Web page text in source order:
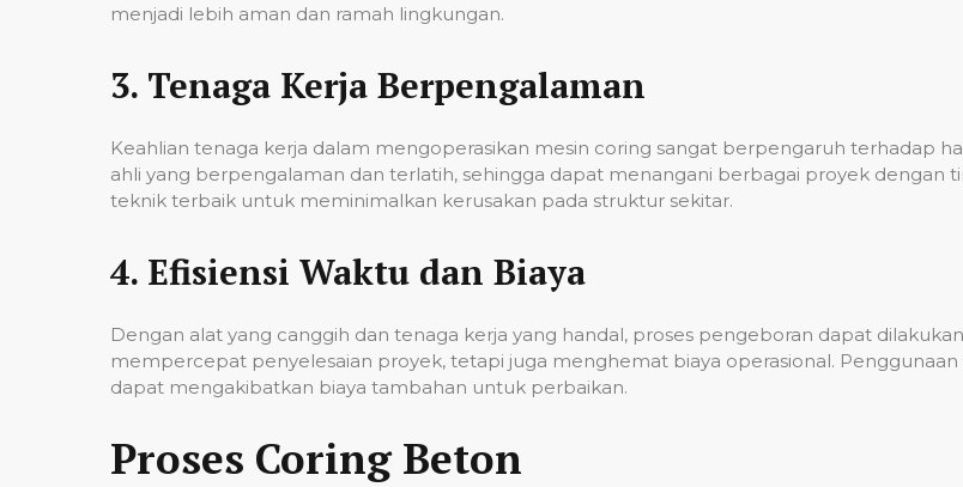
menjadi lebih aman dan ramah lingkungan.
3. Tenaga Kerja Berpengalaman
Keahlian tenaga kerja dalam mengoperasikan mesin coring sangat berpengaruh terhadap
ahli yang berpengalaman dan terlatih, sehingga dapat menangani berbagai proyek dengan
teknik terbaik untuk meminimalkan kerusakan pada struktur sekitar.
4. Efisiensi Waktu dan Biaya
Dengan alat yang canggih dan tenaga kerja yang handal, proses pengeboran dapat
mempercepat penyelesaian proyek, tetapi juga menghemat biaya operasional.
dapat mengakibatkan biaya tambahan untuk perbaikan.
Proses Coring Beton